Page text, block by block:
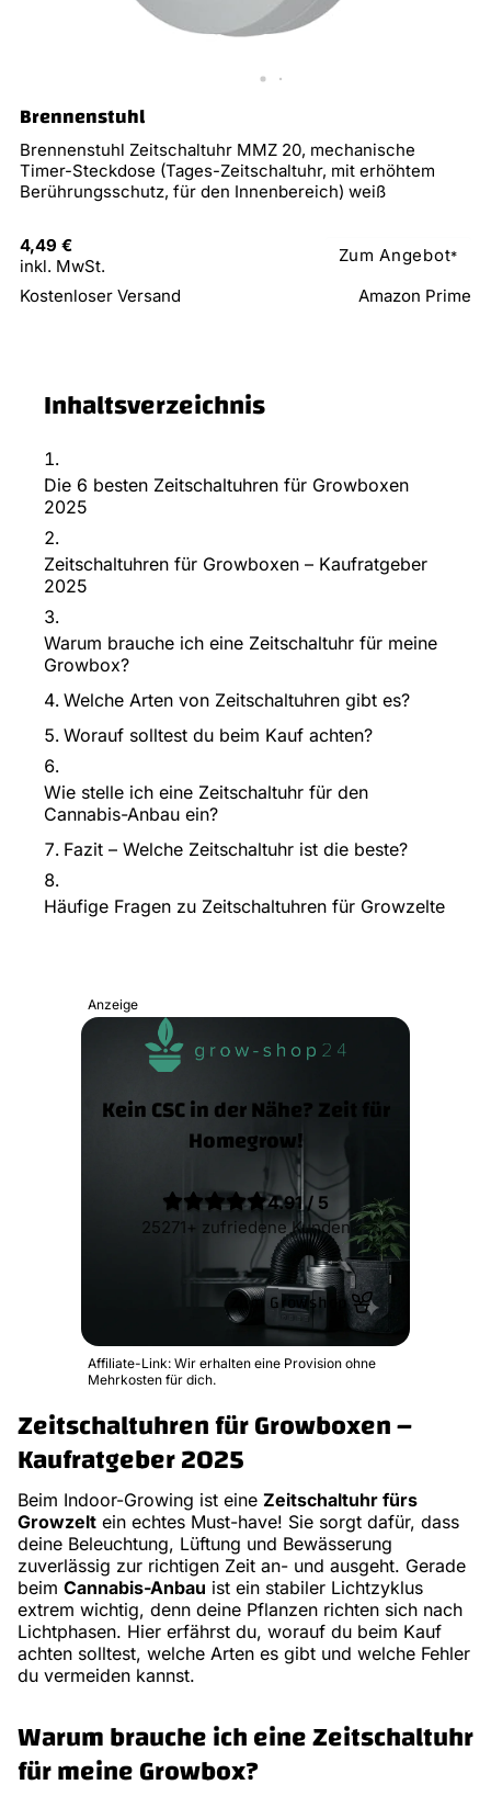
Brennenstuhl
Brennenstuhl Zeitschaltuhr MMZ 20, mechanische
Timer-Steckdose (Tages-Zeitschaltuhr, mit erhöhtem
Berührungsschutz, für den Innenbereich) weiß
4,49 €
inkl. MwSt.
Zum Angebot*
Kostenloser Versand Amazon Prime
Inhaltsverzeichnis
Die 6 besten Zeitschaltuhren für Growboxen
2025
Zeitschaltuhren für Growboxen – Kaufratgeber
2025
Warum brauche ich eine Zeitschaltuhr für meine
Growbox?
Welche Arten von Zeitschaltuhren gibt es?
Worauf solltest du beim Kauf achten?
Wie stelle ich eine Zeitschaltuhr für den
Cannabis-Anbau ein?
Fazit – Welche Zeitschaltuhr ist die beste?
Häufige Fragen zu Zeitschaltuhren für Growzelte
Anzeige
Kein CSC in der Nähe? Zeit für
Homegrow!
4.91 / 5
25271+ zufriedene Kunden
Zum Growshop
Affiliate-Link: Wir erhalten eine Provision ohne
Mehrkosten für dich.
Zeitschaltuhren für Growboxen –
Kaufratgeber 2025
Beim Indoor-Growing ist eine Zeitschaltuhr fürs
Growzelt ein echtes Must-have! Sie sorgt dafür, dass
deine Beleuchtung, Lüftung und Bewässerung
zuverlässig zur richtigen Zeit an- und ausgeht. Gerade
beim Cannabis-Anbau ist ein stabiler Lichtzyklus
extrem wichtig, denn deine Pflanzen richten sich nach
Lichtphasen. Hier erfährst du, worauf du beim Kauf
achten solltest, welche Arten es gibt und welche Fehler
du vermeiden kannst.
Warum brauche ich eine Zeitschaltuhr
für meine Growbox?